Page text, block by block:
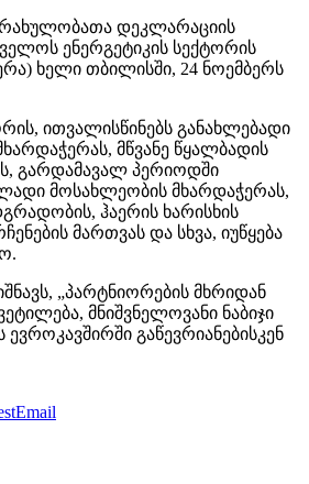
დეკლარაციის
ენერგეტიკის სექტორის
ხელი თბილისში, 24 ნოემბერს
ითვალისწინებს განახლებადი
მწვანე წყალბადის
გარდამავალ პერიოდში
მოსახლეობის მხარდაჭერას,
ჰაერის ხარისხის
მართვას და სხვა, იუწყება
„პარტნიორების მხრიდან
მნიშვნელოვანი ნაბიჯი
გაწევრიანებისკენ
Email